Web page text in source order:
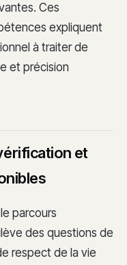
Ces
expliquent
à traiter de
et précision
et
parcours
des questions de
respect de la vie